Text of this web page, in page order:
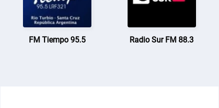
FM Tiempo 95.5 Radio Sur FM 88.3